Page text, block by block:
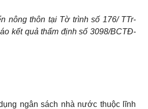
nông thôn tại Tờ trình số 176/ TTr-
kết quả thẩm định số 3098/BCTĐ-
ngân sách nhà nước thuộc lĩnh